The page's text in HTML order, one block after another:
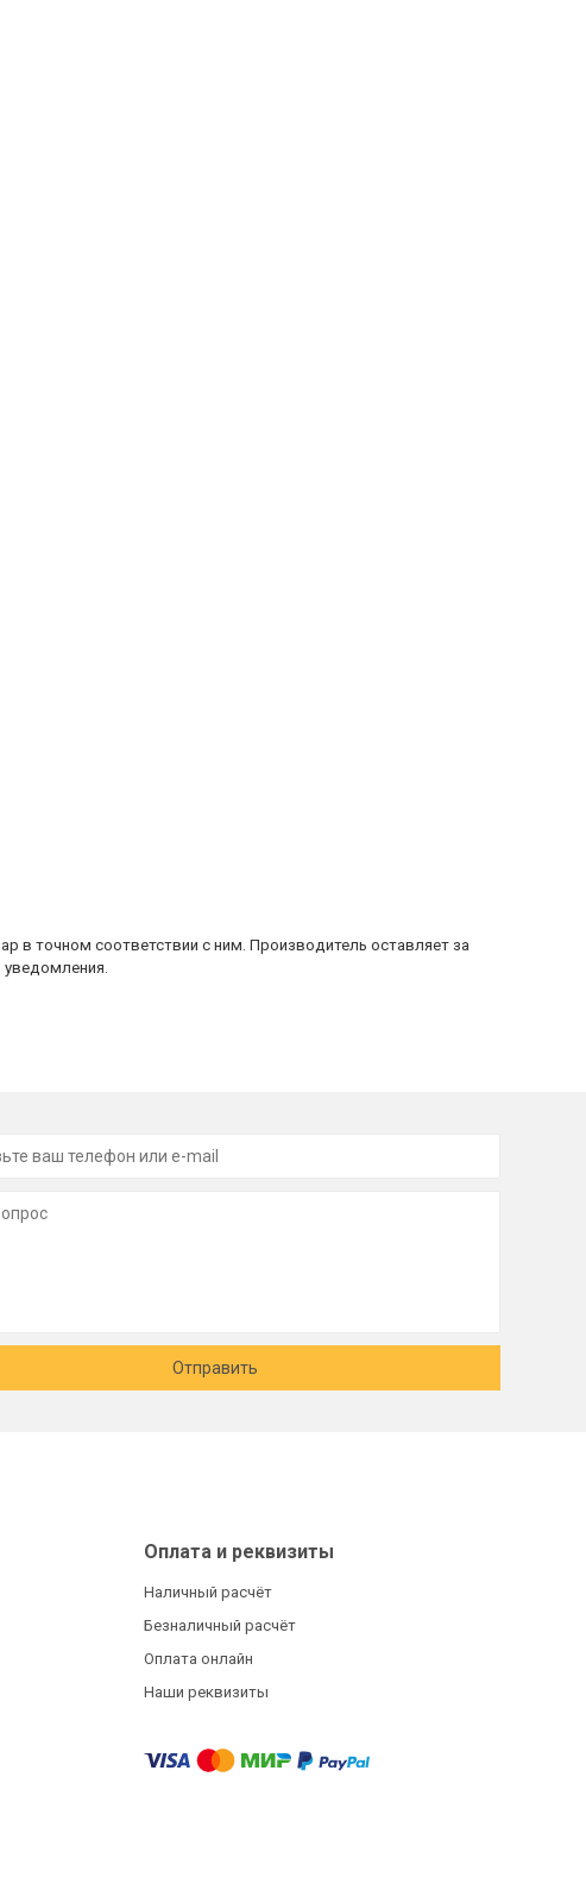
в точном соответствии с ним. Производитель оставляет за
уведомления.
Отправить
Оплата и реквизиты
Наличный расчёт
Безналичный расчёт
Оплата онлайн
Наши реквизиты